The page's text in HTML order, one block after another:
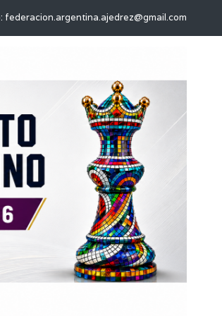
federacion.argentina.ajedrez@gmail.com